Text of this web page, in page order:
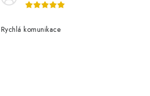
Rychlá komunikace